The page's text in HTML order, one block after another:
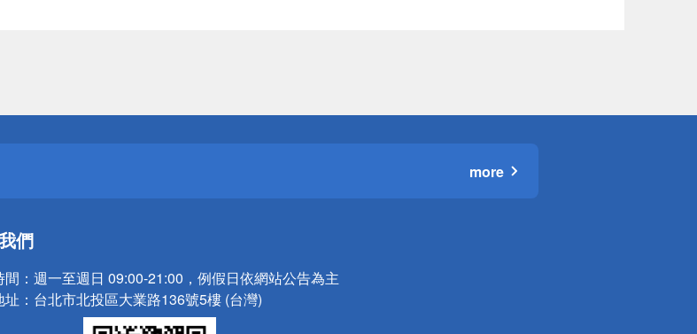
more
們
： 週一至週日 09:00-21:00，例假日依網站公告為主
： 台北市北投區大業路136號5樓 (台灣)